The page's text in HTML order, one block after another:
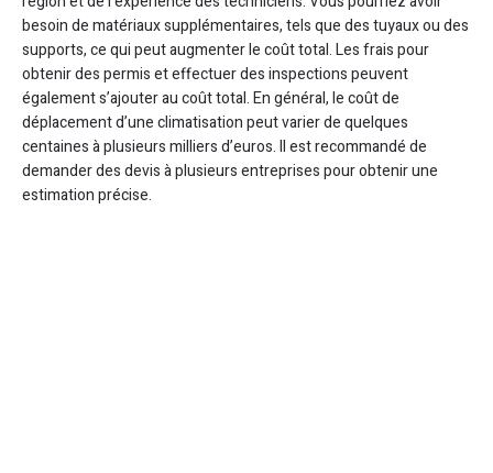
besoin de matériaux supplémentaires, tels que des tuyaux ou des
supports, ce qui peut augmenter le coût total. Les frais pour
obtenir des permis et effectuer des inspections peuvent
également s’ajouter au coût total. En général, le coût de
déplacement d’une climatisation peut varier de quelques
centaines à plusieurs milliers d’euros. Il est recommandé de
demander des devis à plusieurs entreprises pour obtenir une
estimation précise.